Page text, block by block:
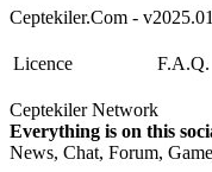
Ceptekiler.Com - v2025.01
Licence F.A.Q.
Ceptekiler Network
Everything is on this
News, Chat, Forum,